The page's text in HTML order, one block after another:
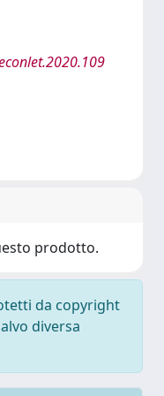
prodotto.
da copyright
diversa